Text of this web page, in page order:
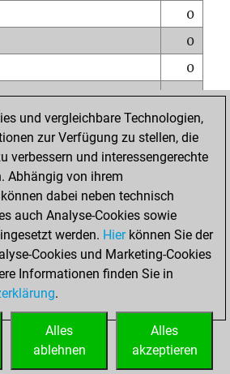
0
0
0
0
0
Brett
0
0
0
und vergleichbare Technologien,
zur Verfügung zu stellen, die
verbessern und interessengerechte
Abhängig von ihrem
dabei neben technisch
auch Analyse-Cookies sowie
werden. Hierkönnen Sie der
Cookies und Marketing-Cookies
Informationen finden Sie in
.
Alles
akzeptieren
Alles
ablehnen